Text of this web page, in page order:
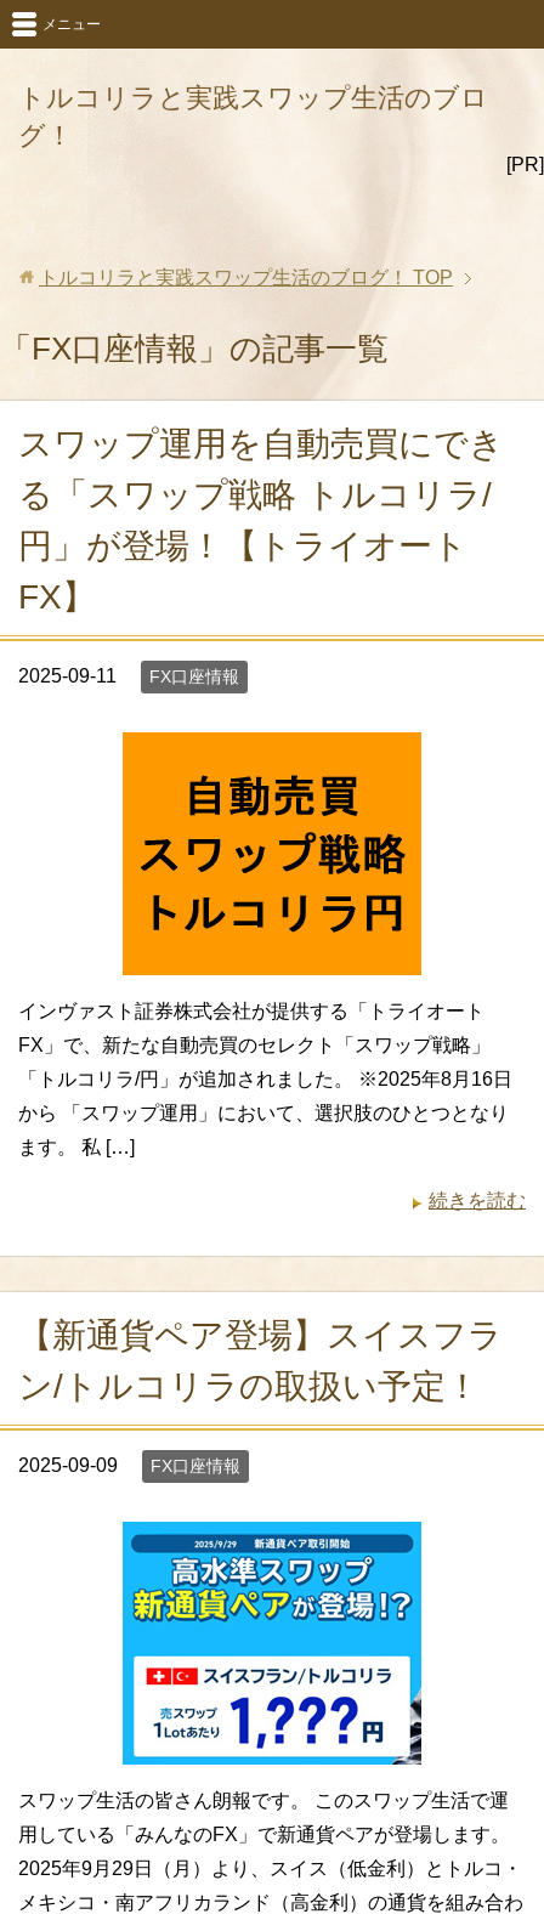
トルコリラと実践スワップ生活のブロ
グ！
[PR]
メニュー
トルコリラと実践スワップ生活のブログ！ TOP
「FX口座情報」の記事一覧
スワップ運用を自動売買にでき
る「スワップ戦略 トルコリラ/
円」が登場！【トライオート
FX】
2025-09-11 FX口座情報
インヴァスト証券株式会社が提供する「トライオート
FX」で、新たな自動売買のセレクト「スワップ戦略」
「トルコリラ/円」が追加されました。 ※2025年8月16日
から 「スワップ運用」において、選択肢のひとつとなり
ます。 私 […]
続きを読む
【新通貨ペア登場】スイスフラ
ン/トルコリラの取扱い予定！
2025-09-09 FX口座情報
スワップ生活の皆さん朗報です。 このスワップ生活で運
用している「みんなのFX」で新通貨ペアが登場します。
2025年9月29日（月）より、スイス（低金利）とトルコ・
メキシコ・南アフリカランド（高金利）の通貨を組み合わ